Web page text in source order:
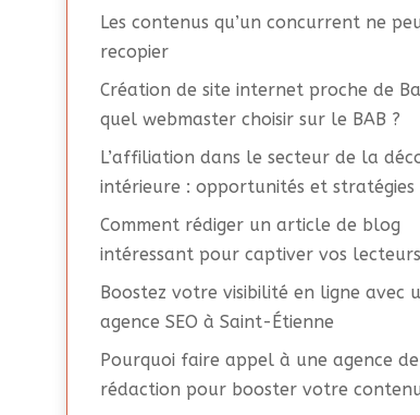
Les contenus qu’un concurrent ne
recopier
Création de site internet proche de
quel webmaster choisir sur le BAB ?
L’affiliation dans le secteur de la
intérieure : opportunités et stratégies
Comment rédiger un article de blog
intéressant pour captiver vos lecteurs
Boostez votre visibilité en ligne avec
agence SEO à Saint-Étienne
Pourquoi faire appel à une agence de
rédaction pour booster votre